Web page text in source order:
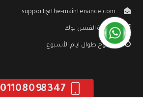
support@the-maintenance.com
صفحة الفيس بوك
مفتوح طوال ايام الأسبوع
01108098347